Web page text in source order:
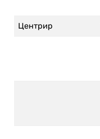
Центрир